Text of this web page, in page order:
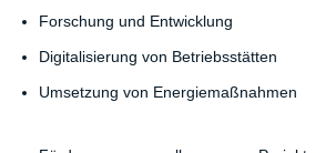
Forschung und Entwicklung
Digitalisierung von Betriebsstätten
Umsetzung von Energiemaßnahmen